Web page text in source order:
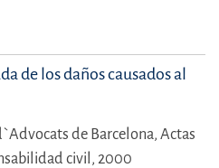
de los daños causados al
de Barcelona, Actas
civil, 2000